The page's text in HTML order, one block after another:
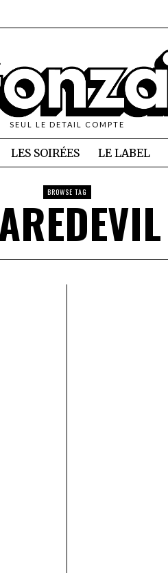
SEUL LE DETAIL COMPTE
LES SOIRÉES LE LABEL
BROWSE TAG